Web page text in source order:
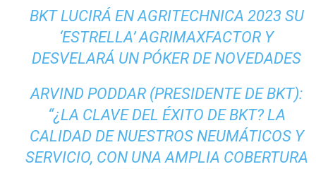
BKT LUCIRÁ EN AGRITECHNICA 2023 SU
‘ESTRELLA’ AGRIMAXFACTOR Y
DESVELARÁ UN PÓKER DE NOVEDADES
ARVIND PODDAR (PRESIDENTE DE BKT):
“¿LA CLAVE DEL ÉXITO DE BKT? LA
CALIDAD DE NUESTROS NEUMÁTICOS Y
SERVICIO, CON UNA AMPLIA COBERTURA